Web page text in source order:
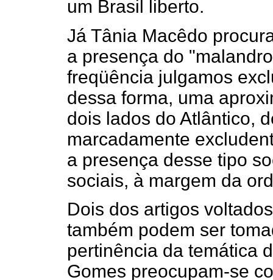
um Brasil liberto.
Já Tânia Macêdo
a presença do
freqüência julgamos
dessa forma, uma
dois lados do Atlântico,
marcadamente
a presença desse tipo
sociais, à margem da
Dois dos artigos
também podem ser
pertinência da temática
Gomes preocupam-se